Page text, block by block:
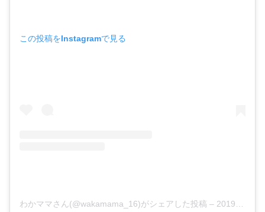
この投稿をInstagramで見る
わかママさん(@wakamama_16)がシェアした投稿 – 2019年 9月月12日午前1時29分PDT